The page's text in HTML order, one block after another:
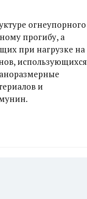
огнеупорного
прогибу, а
при нагрузке на
использующихся
и